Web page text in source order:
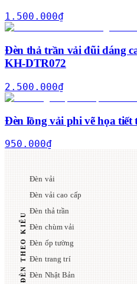
1.500.000₫
Đèn thả trần vải đũi dáng
KH-DTR072
2.500.000₫
Đèn lồng vải phi vẽ họa
950.000₫
ĐÈN THEO KIỂU
Đèn vải
Đèn vải cao cấp
Đèn thả trần
Đèn chùm vải
Đèn ốp tường
Đèn trang trí
Đèn Nhật Bản